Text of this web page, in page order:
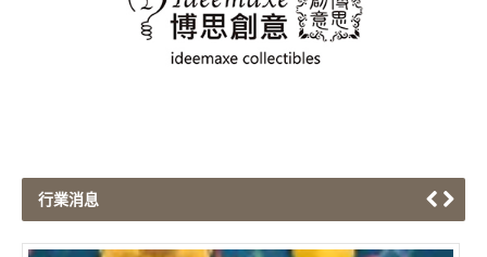
行業消息